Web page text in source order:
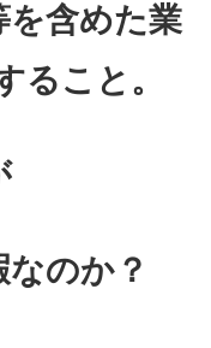
を含めた業
ること。
のか？